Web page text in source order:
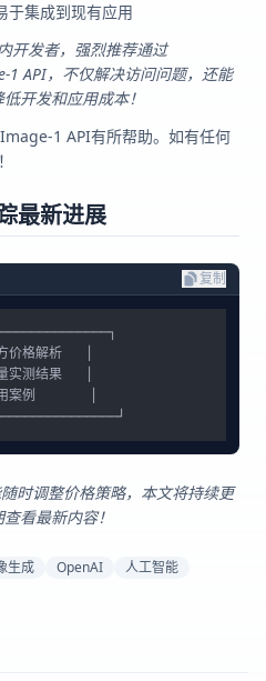
于集成到现有应用
开发者，强烈推荐通过
1 API，不仅解决访问问题，还能
开发和应用成本！
1 API有所帮助。如有任何
最新进展
复制
价格解析   │
实测结果   │
用案例       │
时调整价格策略，本文将持续更
看最新内容！
生成 OpenAI
人工智能